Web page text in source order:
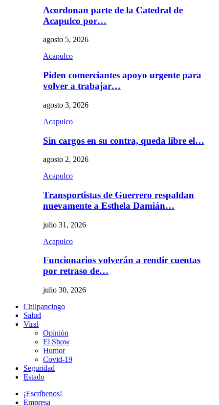
Acordonan parte de la Catedral de
Acapulco por…
agosto 5, 2026
Acapulco
Piden comerciantes apoyo urgente para
volver a trabajar…
agosto 3, 2026
Acapulco
Sin cargos en su contra, queda libre el…
agosto 2, 2026
Acapulco
Transportistas de Guerrero respaldan
nuevamente a Esthela Damián…
julio 31, 2026
Acapulco
Funcionarios volverán a rendir cuentas
por retraso de…
julio 30, 2026
Chilpancingo
Salud
Viral
Opinión
El Show
Humor
Covid-19
Seguridad
Estado
¡Escríbenos!
Empresa